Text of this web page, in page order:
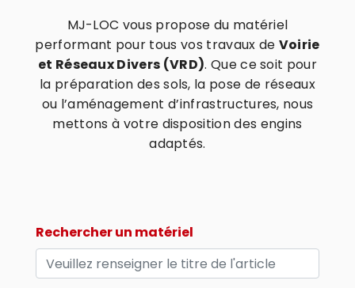
MJ-LOC vous propose du matériel
performant pour tous vos travaux de Voirie
et Réseaux Divers (VRD). Que ce soit pour
la préparation des sols, la pose de réseaux
ou l’aménagement d’infrastructures, nous
mettons à votre disposition des engins
adaptés.